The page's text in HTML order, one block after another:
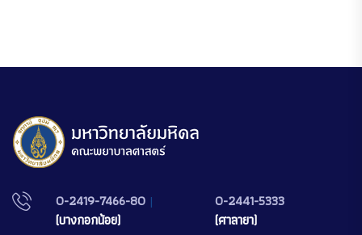
0-2419-7466-80 |
(บางกอกน้อย)
0-2441-5333
(ศาลายา)